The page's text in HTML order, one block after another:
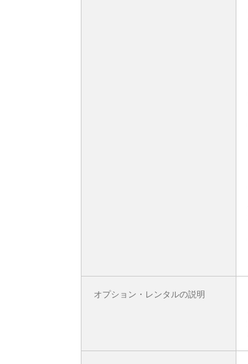
オプション・レンタルの説明